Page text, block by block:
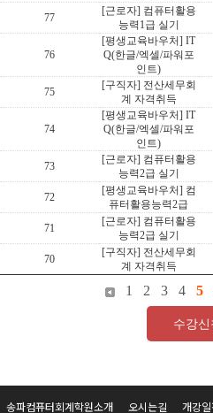
77
[근로자] 컴퓨터활용
능력1급 실기
76
[평생교육바우처] IT
Q(한글/엑셀/파워포
인트)
75
[구직자] 전산세무회
계 자격취득
74
[평생교육바우처] IT
Q(한글/엑셀/파워포
인트)
73
[근로자] 컴퓨터활용
능력2급 실기
72
[평생교육바우처] 컴
퓨터활용능력2급
71
[근로자] 컴퓨터활용
능력2급 실기
70
[구직자] 전산세무회
계 자격취득
1 2 3 4 5
수강신
송파컴퓨터회계학원소개 오시는길 개강